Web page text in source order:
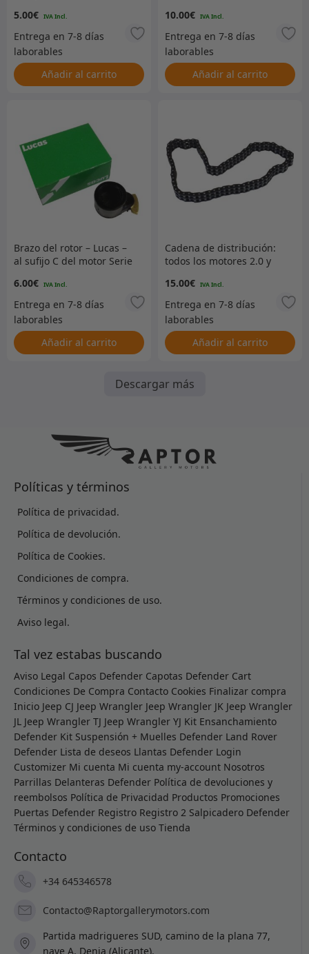
5.00€
Añadir al carrito
10.00€
Añadir al carrito
Brazo del rotor – Lucas –
al sufijo C del motor Serie
6.00€
Añadir al carrito
Cadena de distribución:
todos los motores 2.0 y
gasolina y diésel
15.00€
Añadir al carrito
Descargar más
Políticas y términos
Política de privacidad.
Política de devolución.
Política de Cookies.
Condiciones de compra.
Términos y condiciones de uso.
Aviso legal.
Tal vez estabas buscando
Aviso Legal Capos Defender Capotas Defender Cart
Condiciones De Compra Contacto Cookies Finalizar compra
Inicio Jeep CJ Jeep Wrangler Jeep Wrangler JK Jeep Wrangler
JL Jeep Wrangler TJ Jeep Wrangler YJ Kit Ensanchamiento
Defender Kit Suspensión + Muelles Defender Land Rover
Defender Lista de deseos Llantas Defender Login
Customizer Mi cuenta Mi cuenta my-account Nosotros
Parrillas Delanteras Defender Política de devoluciones y
reembolsos Política de Privacidad Productos Promociones
Puertas Defender Registro Registro 2 Salpicadero Defender
Términos y condiciones de uso Tienda
Contacto
+34 645346578
Contacto@Raptorgallerymotors.com
Partida madrigueres SUD, camino de la plana 77,
nave A, Denia (Alicante).